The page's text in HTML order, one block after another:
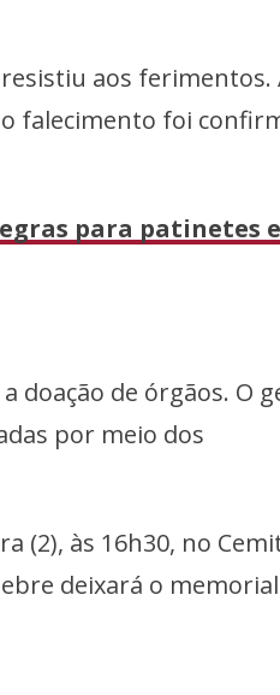
aos ferimentos.
falecimento foi
para patinetes e
doação de órgãos. O
por meio dos
(2), às 16h30, no
deixará o